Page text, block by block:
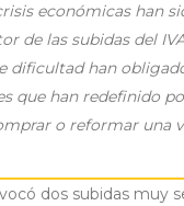
económicas han
de las subidas del
dificultad han
que han redefinido
o reformar una
dos subidas muy